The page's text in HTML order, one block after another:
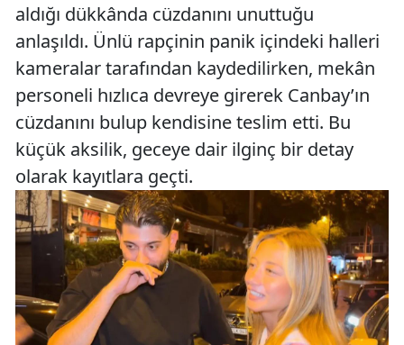
aldığı dükkânda cüzdanını unuttuğu
anlaşıldı. Ünlü rapçinin panik içindeki halleri
kameralar tarafından kaydedilirken, mekân
personeli hızlıca devreye girerek Canbay’ın
cüzdanını bulup kendisine teslim etti. Bu
küçük aksilik, geceye dair ilginç bir detay
olarak kayıtlara geçti.